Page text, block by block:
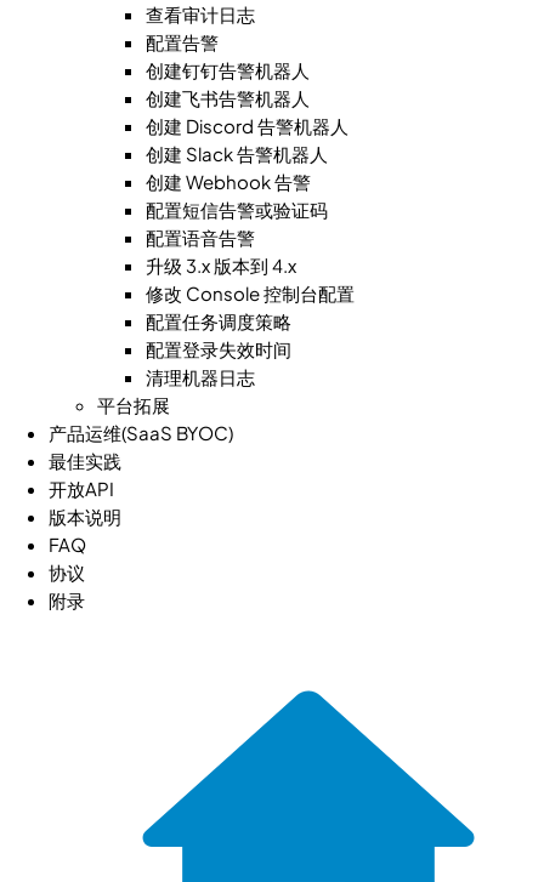
查看审计日志
配置告警
创建钉钉告警机器人
创建飞书告警机器人
创建 Discord 告警机器人
创建 Slack 告警机器人
创建 Webhook 告警
配置短信告警或验证码
配置语音告警
升级 3.x 版本到 4.x
修改 Console 控制台配置
配置任务调度策略
配置登录失效时间
清理机器日志
平台拓展
产品运维(SaaS BYOC)
最佳实践
开放API
版本说明
FAQ
协议
附录